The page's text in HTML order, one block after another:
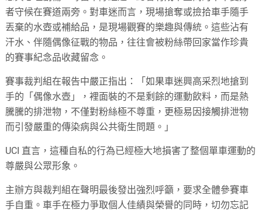
者守候在賽道兩旁。對車迷而言，現場搶奪或撿拾車手隨手
丟棄的水壺或補給品，是現場觀賽的樂趣與傳統。這些沾有
汗水、伴隨偶像征戰的物品，往往會被粉絲帶回家當作珍貴
的賽事紀念品收藏留念。
賽事裁判組在報告中嚴正指出：「如果車迷興高采烈地搶到
手的「偶像水壺」，裡面裝的不是剩餘的運動飲料，而是熱
騰騰的排泄物，不僅對粉絲極不尊重，更極易因接觸排泄物
而引發嚴重的傳染病與公共衛生問題。」
UCI 直言，這種自私的行為已經極大地損害了整個單車運動的
尊嚴與公眾形象。
主辦方與裁判組在聲明最後發出強烈呼籲，要求全體參賽車
手自重。車手在極力爭取個人佳績與榮譽的同時，切勿忘記